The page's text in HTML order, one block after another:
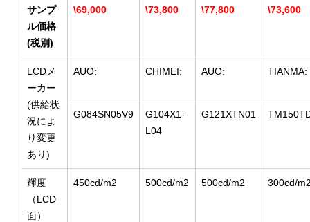
サンプ
ル価格
(税別)
\69,000 \73,800 \77,800 \73,600
LCDメ
ーカー
(供給状
況によ
り変更
あり)
AUO: CHIMEI: AUO: TIANMA:
G084SN05V9
G104X1-
L04
G121XTN01
輝度
（LCD
面）
450cd/m2 500cd/m2 500cd/m2 300cd/